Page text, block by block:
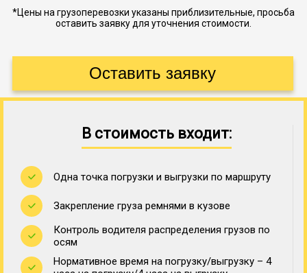
*Цены на грузоперевозки указаны приблизительные, просьба
оставить заявку для уточнения стоимости.
В стоимость входит:
Одна точка погрузки и выгрузки по маршруту
Закрепление груза ремнями в кузове
Контроль водителя распределения грузов по
осям
Нормативное время на погрузку/выгрузку – 4